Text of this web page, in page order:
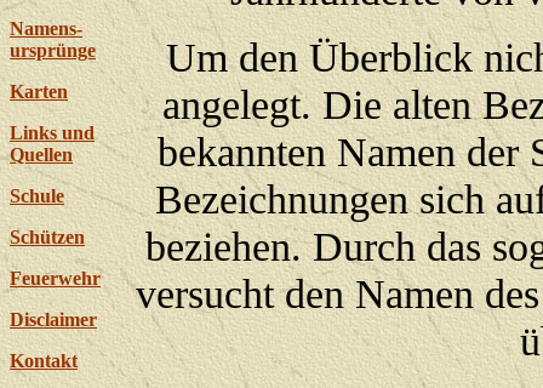
Namens-
ursprünge
Karten
Links und
Quellen
Schule
Schützen
Feuerwehr
Disclaimer
Kontakt
Um den Überblick
angelegt. Die alten
bekannten Namen der
Bezeichnungen sich
beziehen. Durch das
versucht den Namen